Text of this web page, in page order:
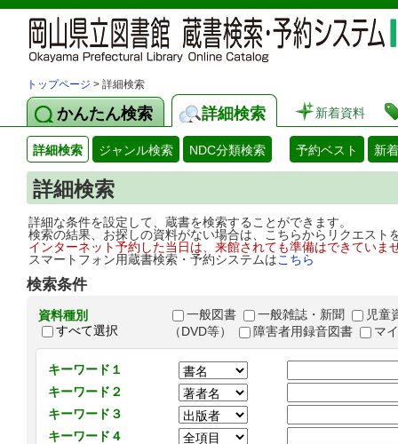
トップページ > 詳細検索
かんたん検索 詳細検索 新着資料
詳細検索 ジャンル検索 NDC分類検索 予約ベスト 新
詳細検索
詳細な条件を設定して、蔵書を検索することができます。
検索の結果、お探しの資料がない場合は、こちらからリクエス
インターネット予約した当日は、来館されても準備はできてい
スマートフォン用蔵書検索・予約システムはこちら
検索条件
資料種別
すべて選択
一般図書 一般雑誌・新聞
児童
（DVD等）
障害者用録音図書 マ
キーワード１
キーワード２
キーワード３
キーワード４